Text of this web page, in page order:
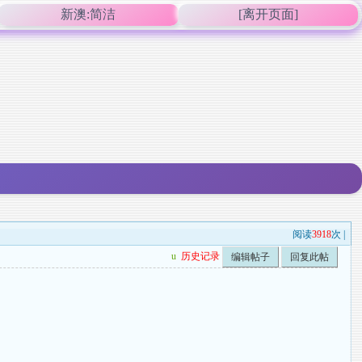
新澳:简洁 [离开页面]
阅读3918次 |
u 历史记录 编辑帖子 回复此帖